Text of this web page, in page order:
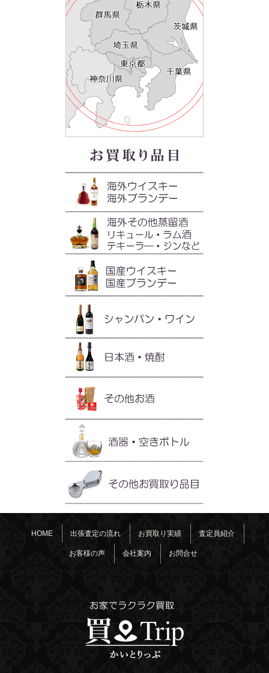
HOME 出張査定の流れ お買取り実績 査定員紹介
お客様の声 会社案内 お問合せ